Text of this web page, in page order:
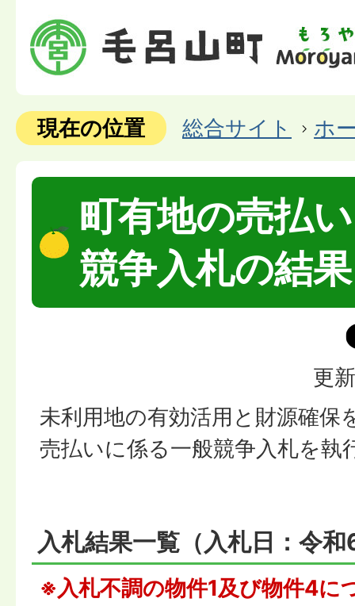
現在の位置 総合サイト ホ
町有地の売払
競争入札の結果
更
未利用地の有効活用と財源確保
売払いに係る一般競争入札を執
入札結果一覧（入札日：令
※入札不調の物件1及び物件4に